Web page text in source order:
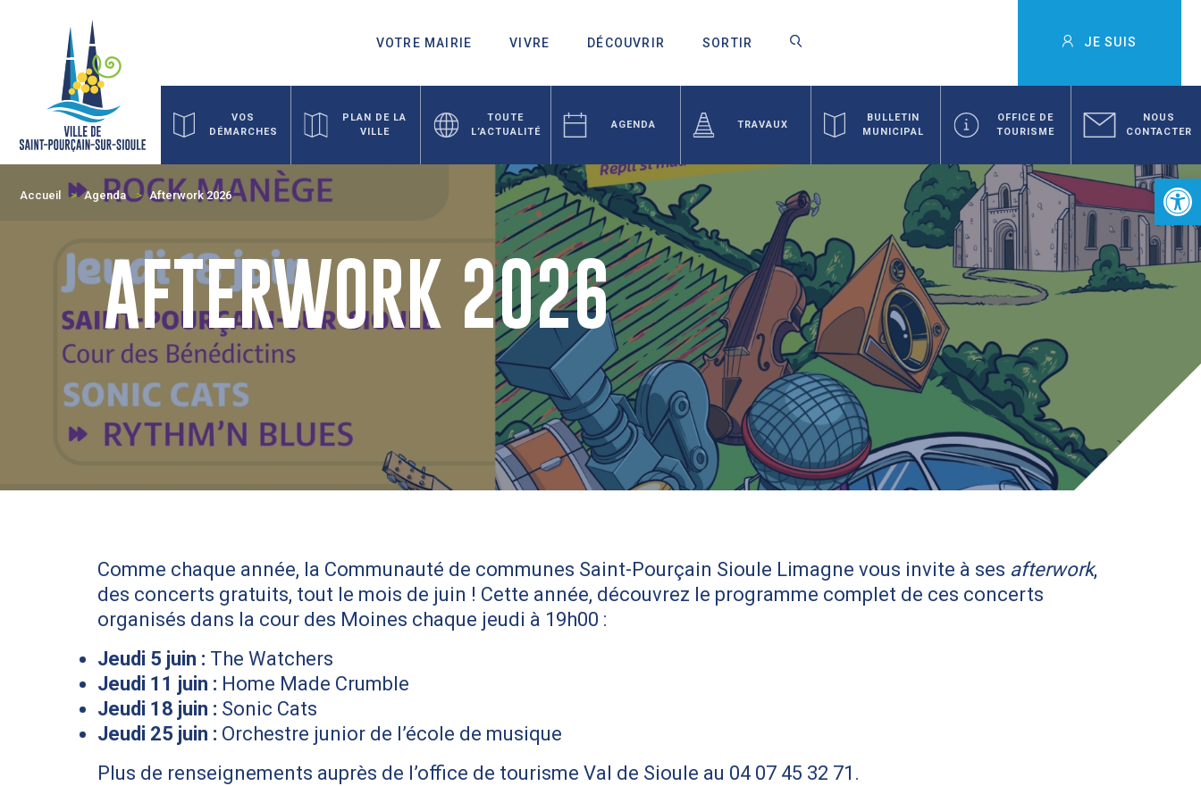
Ouvrir
VOTRE MAIRIE VIVRE DÉCOUVRIR SORTIR JE SUIS
VOS
DÉMARCHES
PLAN DE LA
VILLE
TOUTE
L’ACTUALITÉ
AGENDA TRAVAUX
BULLETIN
MUNICIPAL
OFFICE DE
TOURISME
NOUS
CONTACTER
Accueil Agenda Afterwork 2026
AFTERWORK 2026
Comme chaque année, la Communauté de communes Saint-Pourçain Sioule Limagne vous invite à ses afterwork,
des concerts gratuits, tout le mois de juin ! Cette année, découvrez le programme complet de ces concerts
organisés dans la cour des Moines chaque jeudi à 19h00 :
Jeudi 5 juin : The Watchers
Jeudi 11 juin : Home Made Crumble
Jeudi 18 juin : Sonic Cats
Jeudi 25 juin : Orchestre junior de l’école de musique
Plus de renseignements auprès de l’office de tourisme Val de Sioule au 04 07 45 32 71.